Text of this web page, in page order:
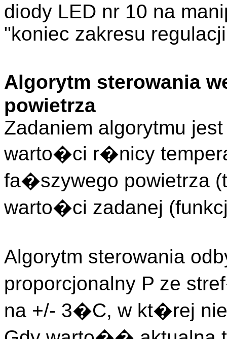
diody LED nr 10 na
"koniec zakresu
Algorytm sterowania
powietrza
Zadaniem algorytmu
warto�ci r�nicy
fa�szywego powietrza
warto�ci zadanej
Algorytm sterowania
proporcjonalny P ze
na +/- 3�C, w kt�rej